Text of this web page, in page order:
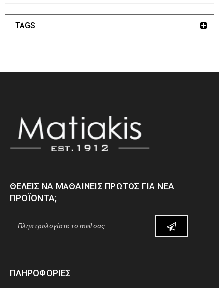
TAGS
ΘΈΛΕΙΣ ΝΑ ΜΑΘΑΊΝΕΙΣ ΠΡΏΤΟΣ ΓΙΑ ΝΈΑ
ΠΡΟΪΌΝΤΑ;
ΠΛΗΡΟΦΟΡΊΕΣ